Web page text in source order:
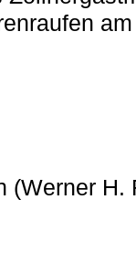
(Werner H.